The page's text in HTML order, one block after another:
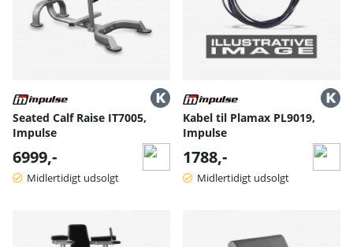
Seated Calf Raise IT7005,
Impulse
6999,-
Midlertidigt udsolgt
Kabel til Plamax PL9019,
Impulse
1788,-
Midlertidigt udsolgt